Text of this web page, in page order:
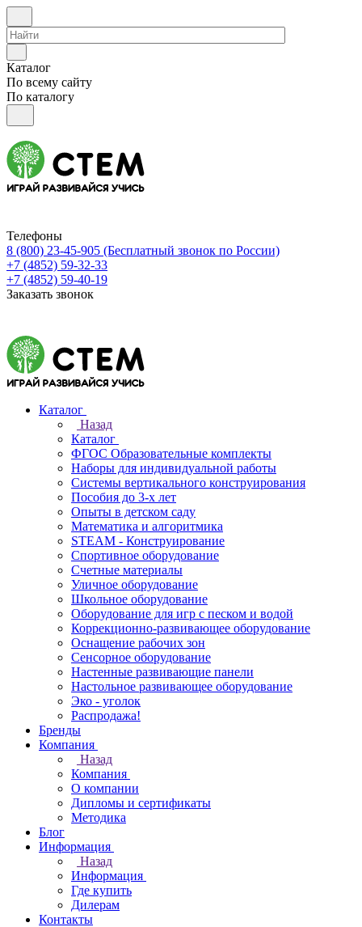
Каталог
По всему сайту
По каталогу
Телефоны
8 (800) 23-45-905 (Бесплатный звонок по России)
+7 (4852) 59-32-33
+7 (4852) 59-40-19
Заказать звонок
Каталог
Назад
Каталог
ФГОС Образовательные комплекты
Наборы для индивидуальной работы
Системы вертикального конструирования
Пособия до 3-х лет
Опыты в детском саду
Математика и алгоритмика
STEAM - Конструирование
Спортивное оборудование
Счетные материалы
Уличное оборудование
Школьное оборудование
Оборудование для игр с песком и водой
Коррекционно‑развивающее оборудование
Оснащение рабочих зон
Сенсорное оборудование
Настенные развивающие панели
Настольное развивающее оборудование
Эко - уголок
Распродажа!
Бренды
Компания
Назад
Компания
О компании
Дипломы и сертификаты
Методика
Блог
Информация
Назад
Информация
Где купить
Дилерам
Контакты